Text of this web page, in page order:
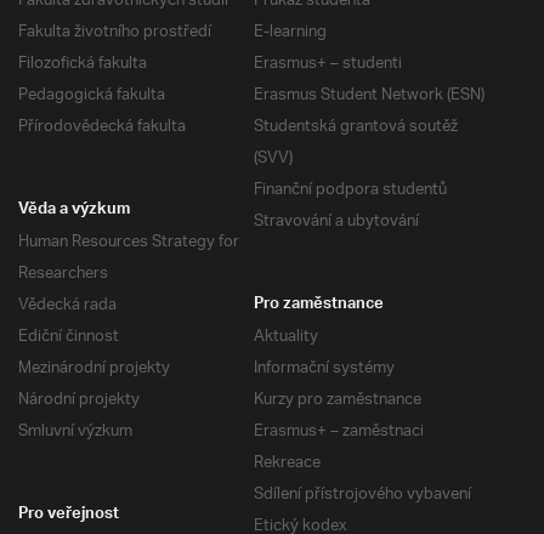
Fakulta životního prostředí
Filozofická fakulta
Pedagogická fakulta
Přírodovědecká fakulta
E-learning
Erasmus+ – studenti
Erasmus Student Network (ESN)
Studentská grantová soutěž
(SVV)
Finanční podpora studentů
Stravování a ubytování
Věda a výzkum
Human Resources Strategy for
Researchers
Vědecká rada
Ediční činnost
Mezinárodní projekty
Národní projekty
Smluvní výzkum
Pro zaměstnance
Aktuality
Informační systémy
Kurzy pro zaměstnance
Erasmus+ – zaměstnaci
Rekreace
Sdílení přístrojového vybavení
Etický kodex
Pro veřejnost